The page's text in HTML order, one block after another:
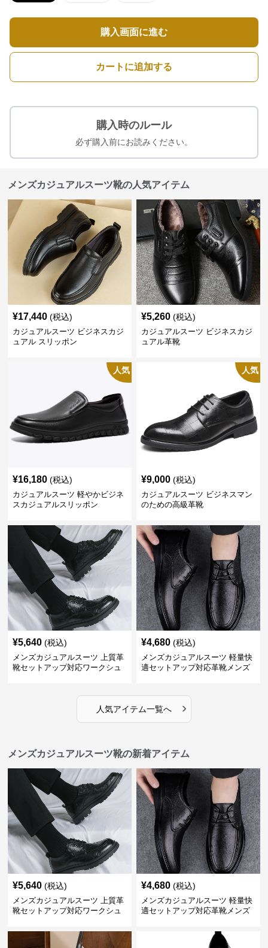
購入画面に進む
カートに追加する
購入時のルール
必ず購入前にお読みください。
メンズカジュアルスーツ靴の人気アイテム
¥17,440 (税込)
カジュアルスーツ ビジネスカジ
ュアル スリッポン
¥5,260 (税込)
カジュアルスーツ ビジネスカジ
ュアル革靴
人気
¥16,180 (税込)
カジュアルスーツ 軽やかビジネ
スカジュアルスリッポン
人気
¥9,000 (税込)
カジュアルスーツ ビジネスマン
のための高級革靴
¥5,640 (税込)
メンズカジュアルスーツ 上質革
靴セットアップ対応ワークシュ
¥4,680 (税込)
メンズカジュアルスーツ 軽量快
適セットアップ対応革靴メンズ
人気アイテム一覧へ ›
メンズカジュアルスーツ靴の新着アイテム
¥5,640 (税込)
メンズカジュアルスーツ 上質革
靴セットアップ対応ワークシュ
¥4,680 (税込)
メンズカジュアルスーツ 軽量快
適セットアップ対応革靴メンズ